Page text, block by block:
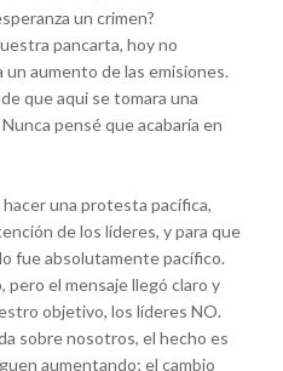
un crimen?
pancarta, hoy no
aumento de las emisiones.
que aqui se tomara una
pensé que acabaría en
una protesta pacífica,
de los líderes, y para que
fue absolutamente pacífico.
pero el mensaje llegó claro y
objetivo, los líderes NO.
sobre nosotros, el hecho es
aumentando; el cambio